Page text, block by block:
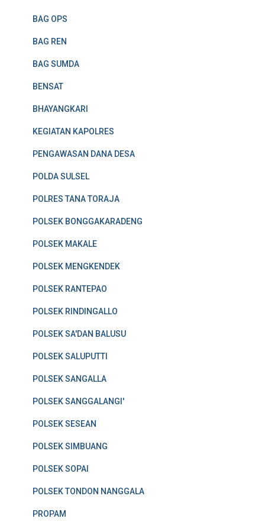
BAG OPS
BAG REN
BAG SUMDA
BENSAT
BHAYANGKARI
KEGIATAN KAPOLRES
PENGAWASAN DANA DESA
POLDA SULSEL
POLRES TANA TORAJA
POLSEK BONGGAKARADENG
POLSEK MAKALE
POLSEK MENGKENDEK
POLSEK RANTEPAO
POLSEK RINDINGALLO
POLSEK SA'DAN BALUSU
POLSEK SALUPUTTI
POLSEK SANGALLA
POLSEK SANGGALANGI'
POLSEK SESEAN
POLSEK SIMBUANG
POLSEK SOPAI
POLSEK TONDON NANGGALA
PROPAM